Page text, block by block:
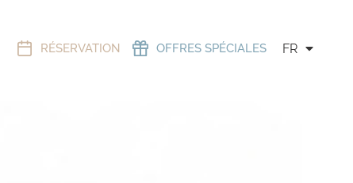
RÉSERVATION OFFRES SPÉCIALES FR